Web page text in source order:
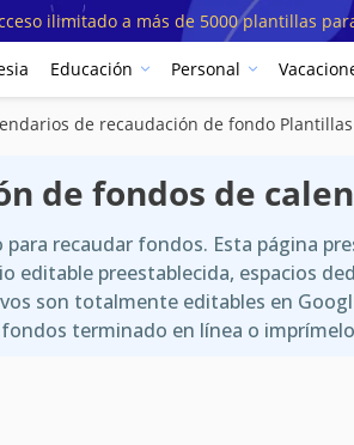
ilimitado a más de 5000 plantillas
Educación Personal
de recaudación de fondo Plantillas
de fondos de
recaudar fondos. Esta página
editable preestablecida, espacios
son totalmente editables en
terminado en línea o